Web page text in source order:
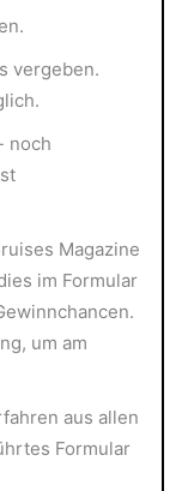
vergeben.
noch
Magazine
im Formular
um am
aus allen
Formular